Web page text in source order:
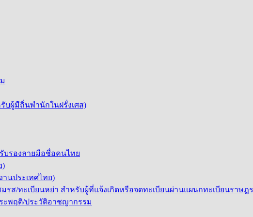
บผู้มีถิ่นพำนักในฝรั่งเศส)
บรองลายมือชื่อคนไทย
)
นประเทศไทย)
รส/ทะเบียนหย่า สำหรับผู้ที่แจ้งเกิดหรือจดทะเบียนผ่านแผนกทะเบียนราษ
พฤติ/ประวัติอาชญากรรม